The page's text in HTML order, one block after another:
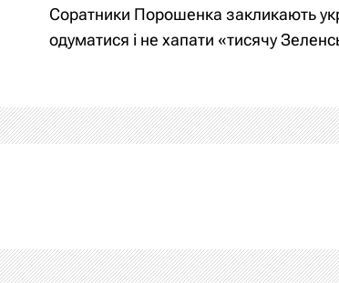
Соратники Порошенка закликають
одуматися і не хапати «тисячу